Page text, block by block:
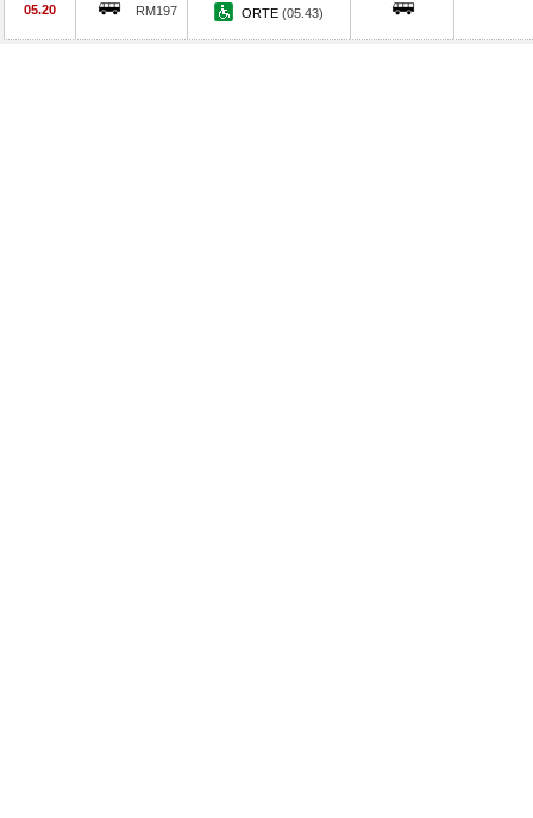
05.20 RM197 ORTE (05.43)